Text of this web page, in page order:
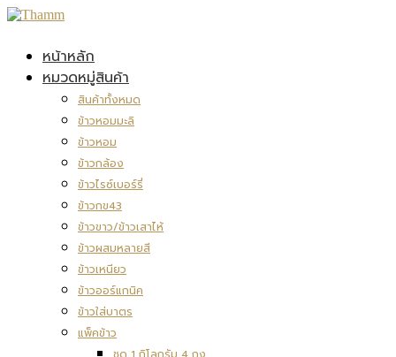
หน้าหลัก
หมวดหมู่สินค้า
สินค้าทั้งหมด
ข้าวหอมมะลิ
ข้าวหอม
ข้าวกล้อง
ข้าวไรซ์เบอร์รี่
ข้าวกข43
ข้าวขาว/ข้าวเสาไห้
ข้าวผสมหลายสี
ข้าวเหนียว
ข้าวออร์แกนิค
ข้าวใส่บาตร
แพ็คข้าว